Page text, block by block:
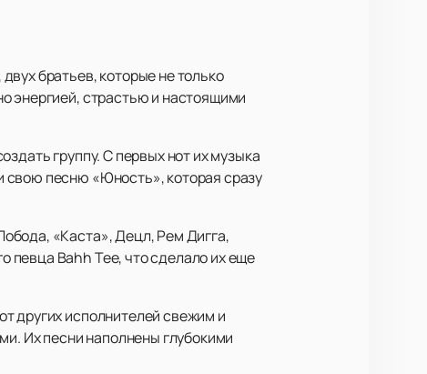
братьев, которые не только
энергией, страстью и настоящими
группу. С первых нот их музыка
свою песню «Юность», которая сразу
«Каста», Децл, Рем Дигга,
певца Bahh Tee, что сделало их еще
других исполнителей свежим и
Их песни наполнены глубокими